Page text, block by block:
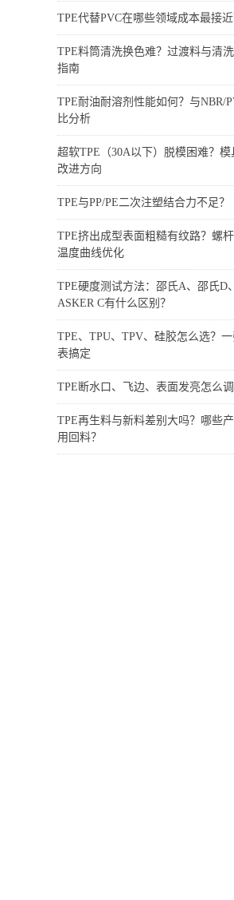
TPE代替PVC在哪些领域成本最接近
TPE料筒清洗换色难？过渡料与清
指南
TPE耐油耐溶剂性能如何？与NBR/
比分析
超软TPE（30A以下）脱模困难？模
改进方向
TPE与PP/PE二次注塑结合力不足？
TPE挤出成型表面粗糙有纹路？螺
温度曲线优化
TPE硬度测试方法：邵氏A、邵氏D、
ASKER C有什么区别？
TPE、TPU、TPV、硅胶怎么选？
表搞定
TPE断水口、飞边、表面发亮怎么调
TPE再生料与新料差别大吗？哪些
用回料？